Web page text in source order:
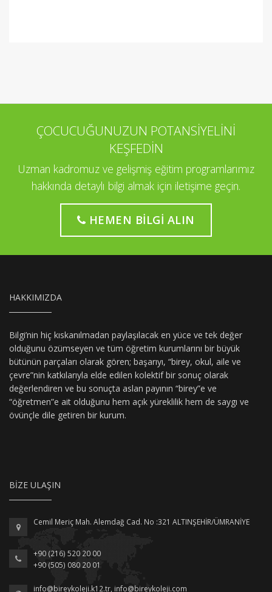
ÇOCUCUĞUNUZUN POTANSİYELİNİ
KEŞFEDİN
Uzman kadromuz ve gelişmiş eğitim programlarımız
hakkında detaylı bilgi almak için iletişime geçin.
HEMEN BILGI ALIN
HAKKIMIZDA
Bilgi’nin hiç kıskanılmadan paylaşılacak en yüce ve tek değer
olduğunu özümseyen ve tüm öğretim kurumlarını bir büyük
bütünün parçaları olarak gören; başarıyı, “birey, okul, aile ve
çevre”nin katkılarıyla elde edilen kolektif bir sonuç olarak
değerlendiren ve bu sonuçta aslan payının “birey”e ve
“öğretmen”e ait olduğunu hem açık yüreklilik hem de saygı ve
övünçle dile getiren bir kurum.
BIZE ULAŞIN
Cemil Meriç Mah. Alemdağ Cad. No :321 ALTINŞEHİR/ÜMRANİYE
+90 (216) 520 20 00
+90 (505) 080 20 01
info@bireykoleji.k12.tr, info@bireykoleji.com